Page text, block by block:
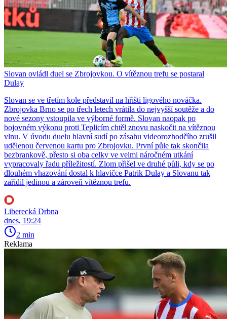
Slovan ovládl duel se Zbrojovkou. O vítěznou trefu se postaral
Dulay
Slovan se ve třetím kole představil na hřišti ligového nováčka.
Zbrojovka Brno se po třech letech vrátila do nejvyšší soutěže a do
nové sezony vstoupila ve výborné formě. Slovan naopak po
bojovném výkonu proti Teplicím chtěl znovu naskočit na vítěznou
vlnu. V úvodu duelu hlavní sudí po zásahu videorozhodčího zrušil
udělenou červenou kartu pro Zbrojovku. První půle tak skončila
bezbrankově, přesto si oba celky ve velmi náročném utkání
vypracovaly řadu příležitostí. Zlom přišel ve druhé půli, kdy se po
dlouhém vhazování dostal k hlavičce Patrik Dulay a Slovanu tak
zařídil jedinou a zároveň vítěznou trefu.
Liberecká Drbna
dnes, 19:24
2 min
Reklama